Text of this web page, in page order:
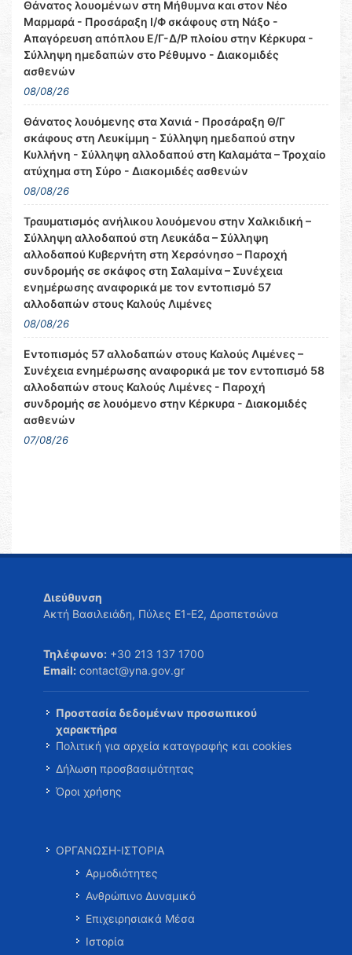
Θάνατος λουομένων στη Μήθυμνα και στον Νέο
Μαρμαρά - Προσάραξη Ι/Φ σκάφους στη Νάξο -
Απαγόρευση απόπλου Ε/Γ-Δ/Ρ πλοίου στην Κέρκυρα -
Σύλληψη ημεδαπών στο Ρέθυμνο - Διακομιδές
ασθενών
08/08/26
Θάνατος λουόμενης στα Χανιά - Προσάραξη Θ/Γ
σκάφους στη Λευκίμμη - Σύλληψη ημεδαπού στην
Κυλλήνη - Σύλληψη αλλοδαπού στη Καλαμάτα – Τροχαίο
ατύχημα στη Σύρο - Διακομιδές ασθενών
08/08/26
Τραυματισμός ανήλικου λουόμενου στην Χαλκιδική –
Σύλληψη αλλοδαπού στη Λευκάδα – Σύλληψη
αλλοδαπού Κυβερνήτη στη Χερσόνησο – Παροχή
συνδρομής σε σκάφος στη Σαλαμίνα – Συνέχεια
ενημέρωσης αναφορικά με τον εντοπισμό 57
αλλοδαπών στους Καλούς Λιμένες
08/08/26
Εντοπισμός 57 αλλοδαπών στους Καλούς Λιμένες –
Συνέχεια ενημέρωσης αναφορικά με τον εντοπισμό 58
αλλοδαπών στους Καλούς Λιμένες - Παροχή
συνδρομής σε λουόμενο στην Κέρκυρα - Διακομιδές
ασθενών
07/08/26
Διεύθυνση
Ακτή Βασιλειάδη, Πύλες Ε1-Ε2, Δραπετσώνα
Τηλέφωνο: +30 213 137 1700
Email: contact@yna.gov.gr
Προστασία δεδομένων προσωπικού
χαρακτήρα
Πολιτική για αρχεία καταγραφής και cookies
Δήλωση προσβασιμότητας
Όροι χρήσης
ΟΡΓΑΝΩΣΗ-ΙΣΤΟΡΙΑ
Αρμοδιότητες
Ανθρώπινο Δυναμικό
Επιχειρησιακά Μέσα
Ιστορία